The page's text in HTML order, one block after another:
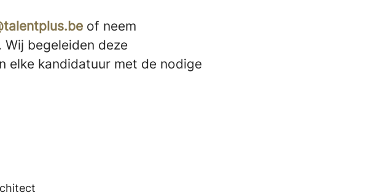
of neem
begeleiden deze
elke kandidatuur met de nodige